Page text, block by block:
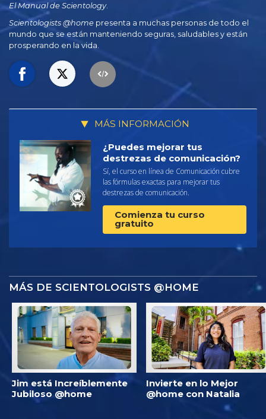
El Manual de Scientology.
Scientologists @home presenta a muchas personas de todo el
mundo que se están manteniendo seguras, saludables y están
prosperando en la vida.
MÁS INFORMACIÓN
¿Puedes mejorar tus
destrezas de comunicación?
Sí, el curso en línea de Comunicación cubre
las fórmulas exactas para mejorar tus
destrezas de comunicación.
Comienza tu curso
gratuito
MÁS DE SCIENTOLOGISTS @HOME
Jim está Increíblemente
Jubiloso @home
Invierte en lo Mejor
@home con Natalia